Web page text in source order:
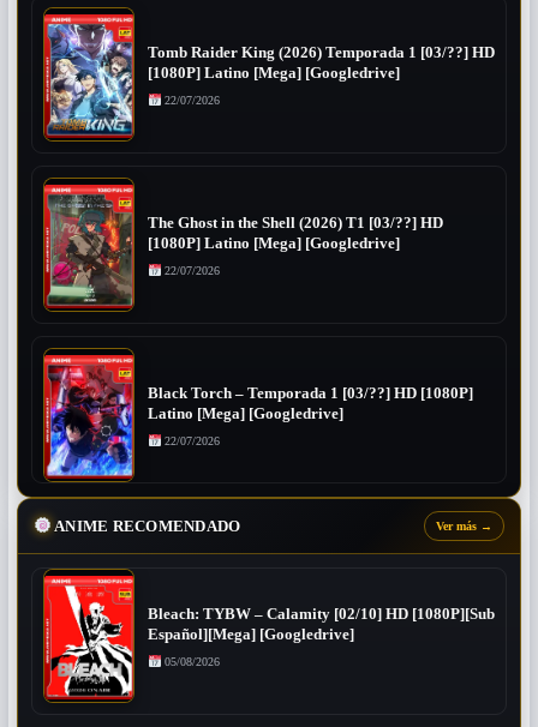
Tomb Raider King (2026) Temporada 1 [03/??] HD
[1080P] Latino [Mega] [Googledrive]
22/07/2026
The Ghost in the Shell (2026) T1 [03/??] HD
[1080P] Latino [Mega] [Googledrive]
22/07/2026
Black Torch – Temporada 1 [03/??] HD [1080P]
Latino [Mega] [Googledrive]
22/07/2026
ANIME RECOMENDADO Ver más →
Bleach: TYBW – Calamity [02/10] HD [1080P][Sub
Español][Mega] [Googledrive]
05/08/2026